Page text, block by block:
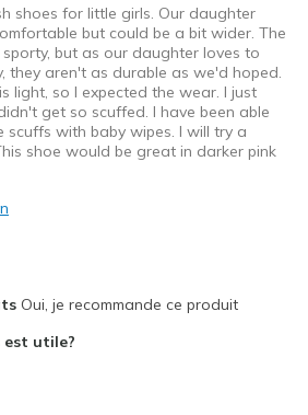
shoes for little girls. Our daughter
but could be a bit wider. The
but as our daughter loves to
they aren't as durable as we'd hoped.
light, so I expected the wear. I just
get so scuffed. I have been able
scuffs with baby wipes. I will try a
shoe would be great in darker pink
Oui, je recommande ce produit
est utile?